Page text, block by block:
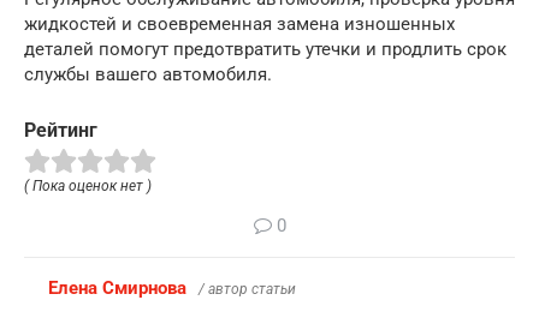
жидкостей и своевременная замена изношенных
деталей помогут предотвратить утечки и продлить срок
службы вашего автомобиля.
Рейтинг
( Пока оценок нет )
0
Елена Смирнова / автор статьи